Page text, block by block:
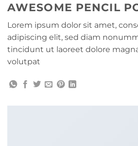
AWESOME PENCIL
Lorem ipsum dolor sit amet,
adipiscing elit, sed diam
tincidunt ut laoreet dolore
volutpat